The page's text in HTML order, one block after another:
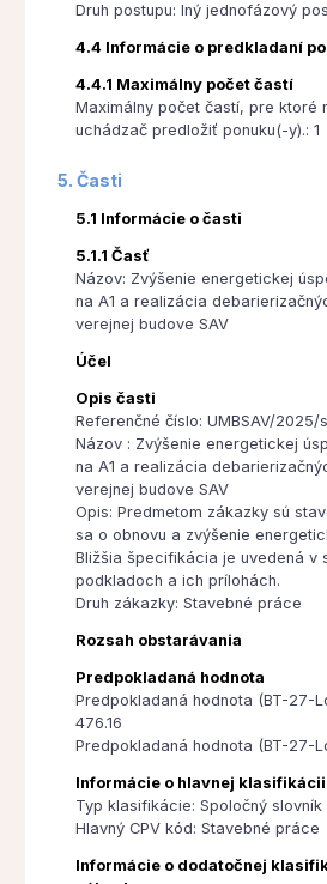
Druh postupu: Iný jednofázový
4.4 Informácie o predkladaní
4.4.1 Maximálny počet častí
Maximálny počet častí, pre ktoré
uchádzač predložiť ponuku(-y).: 1
5. Časti
5.1 Informácie o časti
5.1.1 Časť
Názov: Zvýšenie energetickej
na A1 a realizácia
verejnej budove SAV
Účel
Opis časti
Referenčné číslo: UMBSAV/2025/
Názov : Zvýšenie energetickej
na A1 a realizácia
verejnej budove SAV
Opis: Predmetom zákazky sú
sa o obnovu a zvýšenie
Bližšia špecifikácia je uvedená v
podkladoch a ich prílohách.
Druh zákazky: Stavebné práce
Rozsah obstarávania
Predpokladaná hodnota
Predpokladaná hodnota (BT-27-
476.16
Predpokladaná hodnota (BT-27-
Informácie o hlavnej
Typ klasifikácie: Spoločný
Hlavný CPV kód: Stavebné práce
Informácie o dodatočnej